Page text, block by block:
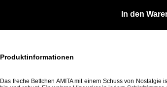
In den
Produktinformationen
Das freche Bettchen AMITA mit einem Schuss von